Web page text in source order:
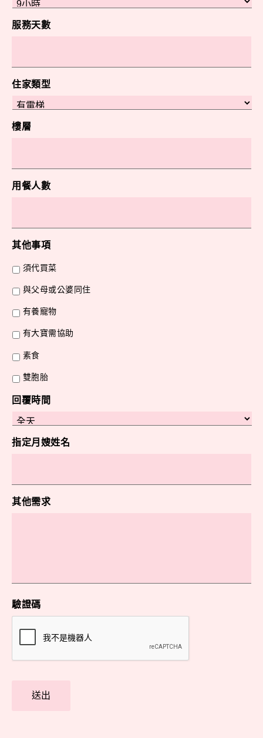
服務天數
住家類型
樓層
用餐人數
其他事項
須代買菜
與父母或公婆同住
有養寵物
有大寶需協助
素食
雙胞胎
回覆時間
指定月嫂姓名
其他需求
驗證碼